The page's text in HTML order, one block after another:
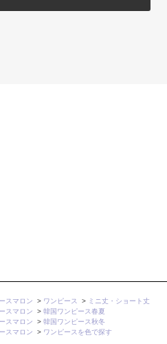
スマロン > ワンピース > ミニ丈・ショート丈
スマロン
> 韓国ワンピース春夏
スマロン
> 韓国ワンピース秋冬
スマロン
> ワンピースを色で探す